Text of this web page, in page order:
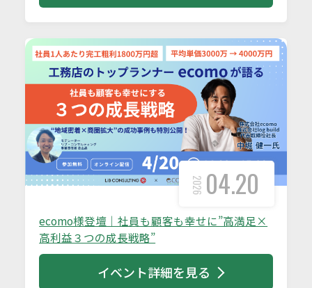
2026 04.20
ecomo様登壇｜社員も顧客も幸せに”高満足×
高利益３つの成長戦略”
イベント詳細を見る